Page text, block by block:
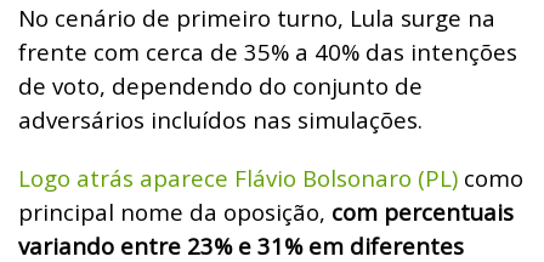
No cenário de primeiro turno, Lula surge na
frente com cerca de 35% a 40% das intenções
de voto, dependendo do conjunto de
adversários incluídos nas simulações.
Logo atrás aparece Flávio Bolsonaro (PL) como
principal nome da oposição, com percentuais
variando entre 23% e 31% em diferentes